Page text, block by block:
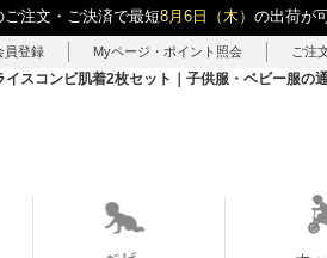
注文・ご決済で最短8月6日（木） の出荷が
員登録 Myページ・ポイント照会 ご注
イスコンビ肌着2枚セット｜子供服・ベビー服の